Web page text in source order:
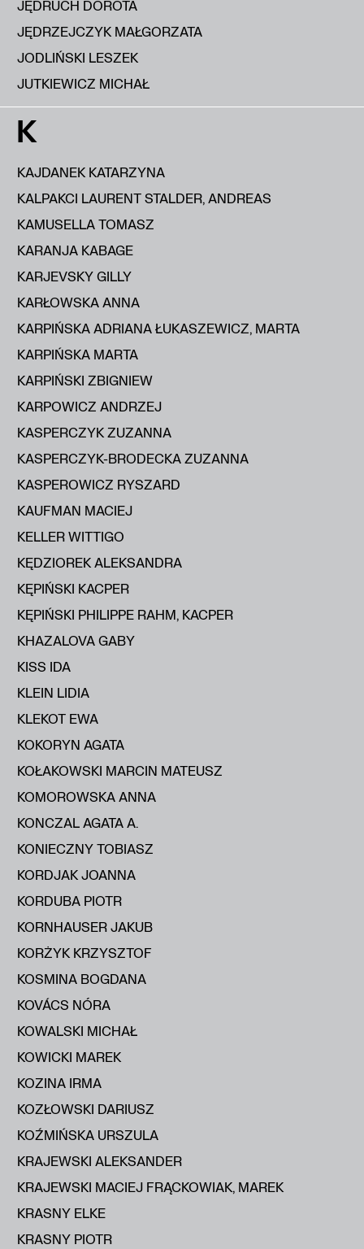
JĘDRUCH DOROTA
JĘDRZEJCZYK MAŁGORZATA
JODLIŃSKI LESZEK
JUTKIEWICZ MICHAŁ
K
KAJDANEK KATARZYNA
KALPAKCI LAURENT STALDER, ANDREAS
KAMUSELLA TOMASZ
KARANJA KABAGE
KARJEVSKY GILLY
KARŁOWSKA ANNA
KARPIŃSKA ADRIANA ŁUKASZEWICZ, MARTA
KARPIŃSKA MARTA
KARPIŃSKI ZBIGNIEW
KARPOWICZ ANDRZEJ
KASPERCZYK ZUZANNA
KASPERCZYK-BRODECKA ZUZANNA
KASPEROWICZ RYSZARD
KAUFMAN MACIEJ
KELLER WITTIGO
KĘDZIOREK ALEKSANDRA
KĘPIŃSKI KACPER
KĘPIŃSKI PHILIPPE RAHM, KACPER
KHAZALOVA GABY
KISS IDA
KLEIN LIDIA
KLEKOT EWA
KOKORYN AGATA
KOŁAKOWSKI MARCIN MATEUSZ
KOMOROWSKA ANNA
KONCZAL AGATA A.
KONIECZNY TOBIASZ
KORDJAK JOANNA
KORDUBA PIOTR
KORNHAUSER JAKUB
KORŻYK KRZYSZTOF
KOSMINA BOGDANA
KOVÁCS NÓRA
KOWALSKI MICHAŁ
KOWICKI MAREK
KOZINA IRMA
KOZŁOWSKI DARIUSZ
KOŹMIŃSKA URSZULA
KRAJEWSKI ALEKSANDER
KRAJEWSKI MACIEJ FRĄCKOWIAK, MAREK
KRASNY ELKE
KRASNY PIOTR